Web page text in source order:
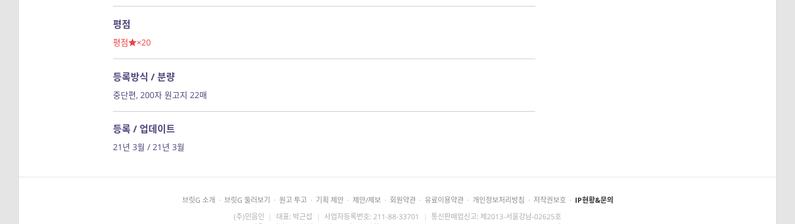
평점
평점 ×20
등록방식 / 분량
중단편, 200자 원고지 22매
등록 / 업데이트
21년 3월 / 21년 3월
브릿G 소개 · 브릿G 둘러보기 · 원고 투고 · 기획 제안 · 제안/제보 · 회원약관 · 유료이용약관 · 개인정보처리방침 · 저작권보호 · IP현황&문의
(주)민음인 | 대표: 박근섭 | 사업자등록번호: 211-88-33701 | 통신판매업신고: 제2013-서울강남-02625호